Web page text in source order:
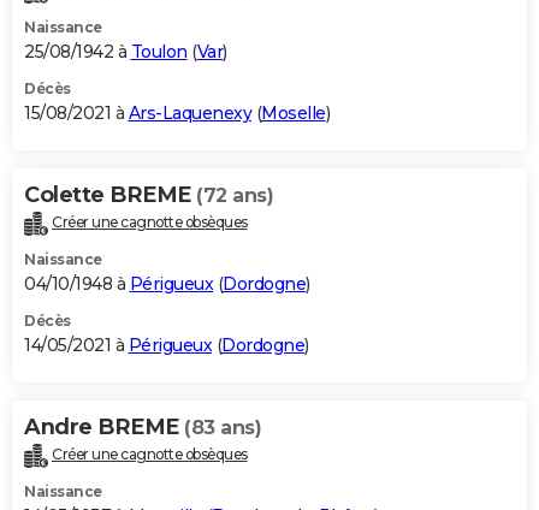
Naissance
25/08/1942 à Toulon (Var)
Décès
15/08/2021 à Ars-Laquenexy(Moselle)
Colette BREME (72 ans)
Créer une cagnotte obsèques
Naissance
04/10/1948 à Périgueux(Dordogne)
Décès
14/05/2021 à Périgueux(Dordogne)
Andre BREME (83 ans)
Créer une cagnotte obsèques
Naissance